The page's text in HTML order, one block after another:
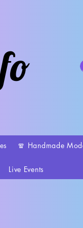
🧣 Handmade
Live Events